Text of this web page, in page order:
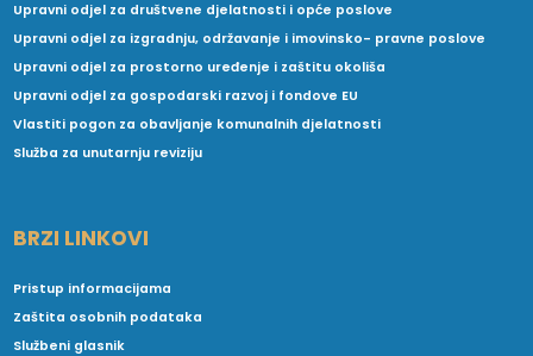
Upravni odjel za društvene djelatnosti i opće poslove
Upravni odjel za izgradnju, održavanje i imovinsko- pravne poslove
Upravni odjel za prostorno uređenje i zaštitu okoliša
Upravni odjel za gospodarski razvoj i fondove EU
Vlastiti pogon za obavljanje komunalnih djelatnosti
Služba za unutarnju reviziju
BRZI LINKOVI
Pristup informacijama
Zaštita osobnih podataka
Službeni glasnik